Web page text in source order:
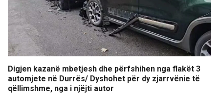
Digjen kazanë mbetjesh dhe përfshihen nga flakët 3
automjete në Durrës/ Dyshohet për dy zjarrvënie të
qëllimshme, nga i njëjti autor